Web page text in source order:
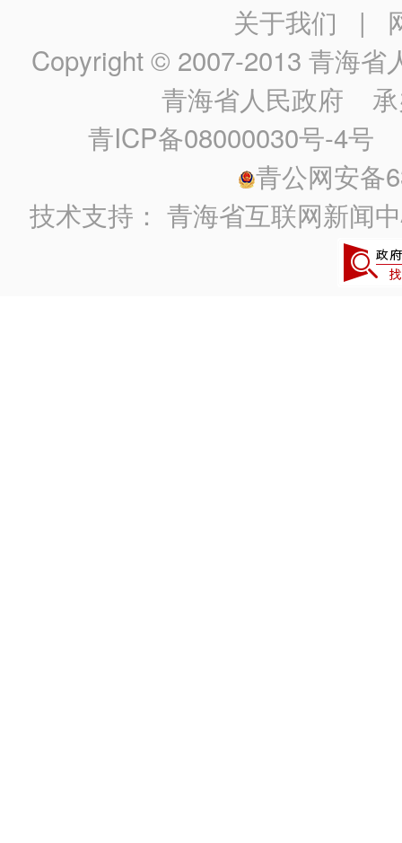
关于我们 |
Copyright © 2007-2013 青海省
青海省人民政府 承
青ICP备08000030号-4号
青公网安备
技术支持：青海省互联网新闻